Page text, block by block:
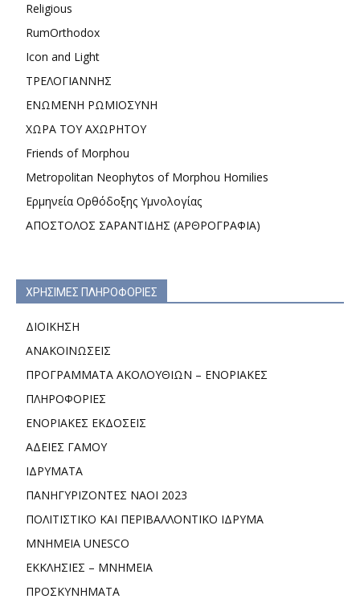
Religious
RumOrthodox
Icon and Light
ΤΡΕΛΟΓΙΑΝΝΗΣ
ΕΝΩΜΕΝΗ ΡΩΜΙΟΣΥΝΗ
ΧΩΡΑ ΤΟΥ ΑΧΩΡΗΤΟΥ
Friends of Morphou
Metropolitan Neophytos of Morphou Homilies
Ερμηνεία Ορθόδοξης Υμνολογίας
ΑΠΟΣΤΟΛΟΣ ΣΑΡΑΝΤΙΔΗΣ (ΑΡΘΡΟΓΡΑΦΙΑ)
ΧΡΗΣΙΜΕΣ ΠΛΗΡΟΦΟΡΙΕΣ
ΔΙΟΙΚΗΣΗ
ΑΝΑΚΟΙΝΩΣΕΙΣ
ΠΡΟΓΡΑΜΜΑΤΑ ΑΚΟΛΟΥΘΙΩΝ – ΕΝΟΡΙΑΚΕΣ
ΠΛΗΡΟΦΟΡΙΕΣ
ΕΝΟΡΙΑΚΕΣ ΕΚΔΟΣΕΙΣ
ΑΔΕΙΕΣ ΓΑΜΟΥ
ΙΔΡΥΜΑΤΑ
ΠΑΝΗΓΥΡΙΖΟΝΤΕΣ ΝΑΟΙ 2023
ΠΟΛΙΤΙΣΤΙΚΟ ΚΑΙ ΠΕΡΙΒΑΛΛΟΝΤΙΚΟ ΙΔΡΥΜΑ
ΜΝΗΜΕΙΑ UNESCO
ΕΚΚΛΗΣΙΕΣ – ΜΝΗΜΕΙΑ
ΠΡΟΣΚΥΝΗΜΑΤΑ